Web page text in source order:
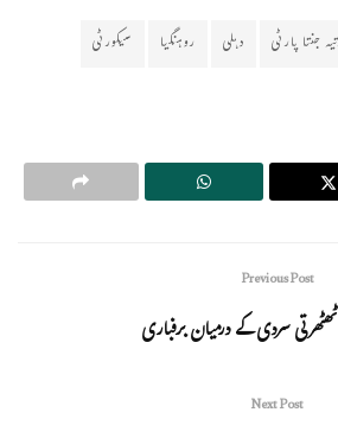
جنتا پارٹی دہلی روہنگیا
سیکورٹی
Previous Post
ٹھٹھرتی سردی کے درمیان برفباری
Next Post